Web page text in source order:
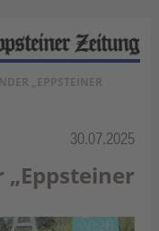
„EPPSTEINER
Rubrik:
30.07.2025